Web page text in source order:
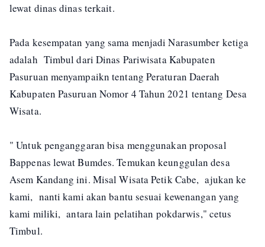
lewat dinas dinas terkait.
Pada kesempatan yang sama menjadi Narasumber ketiga
adalah Timbul dari Dinas Pariwisata Kabupaten
Pasuruan menyampaikn tentang Peraturan Daerah
Kabupaten Pasuruan Nomor 4 Tahun 2021 tentang Desa
Wisata.
" Untuk penganggaran bisa menggunakan proposal
Bappenas lewat Bumdes. Temukan keunggulan desa
Asem Kandang ini. Misal Wisata Petik Cabe, ajukan ke
kami, nanti kami akan bantu sesuai kewenangan yang
kami miliki, antara lain pelatihan pokdarwis," cetus
Timbul.